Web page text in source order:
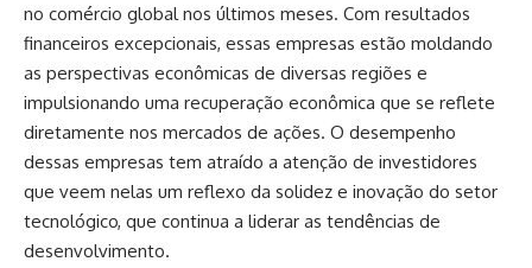
no comércio global nos últimos meses. Com resultados
financeiros excepcionais, essas empresas estão moldando
as perspectivas econômicas de diversas regiões e
impulsionando uma recuperação econômica que se reflete
diretamente nos mercados de ações. O desempenho
dessas empresas tem atraído a atenção de investidores
que veem nelas um reflexo da solidez e inovação do setor
tecnológico, que continua a liderar as tendências de
desenvolvimento.